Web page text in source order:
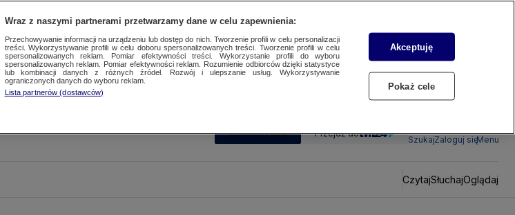
SUBSKRYBUJ Przejdź do
SzukajZaloguj sięMenu
CzytajSłuchajOglądaj
Wraz z naszymi partnerami przetwarzamy dane w celu zapewnienia:
Przechowywanie informacji na urządzeniu lub dostęp do nich. Tworzenie profili w celu personalizacji
treści. Wykorzystywanie profili w celu doboru spersonalizowanych treści. Tworzenie profili w celu
spersonalizowanych reklam. Pomiar efektywności treści. Wykorzystanie profili do wyboru
spersonalizowanych reklam. Pomiar efektywności reklam. Rozumienie odbiorców dzięki statystyce
lub kombinacji danych z różnych źródeł. Rozwój i ulepszanie usług. Wykorzystywanie
ograniczonych danych do wyboru reklam.
Lista partnerów (dostawców)
Akceptuję
Pokaż cele